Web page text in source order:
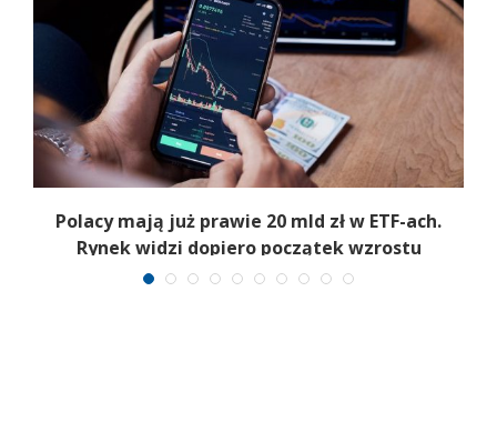
Polacy mają już prawie 20 mld zł w ETF-ach.
Rynek widzi dopiero początek wzrostu